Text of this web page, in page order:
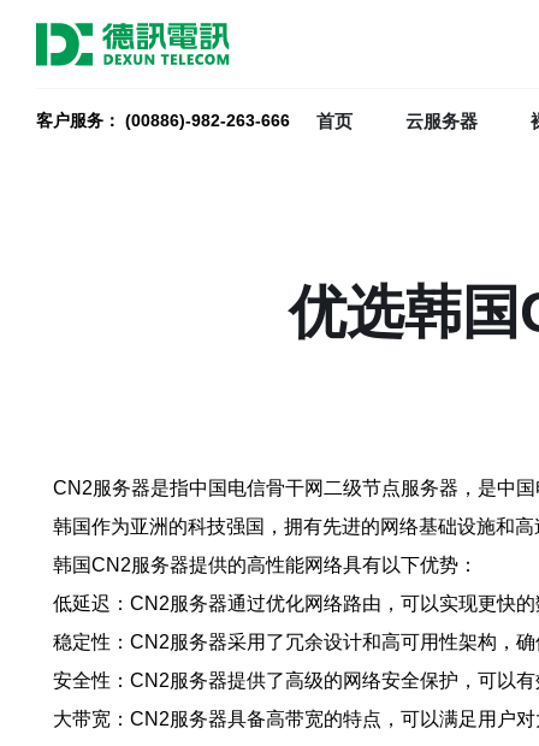
客户服务： (00886)-982-263-666 首页 云服务器
优选韩国
CN2服务器是指中国电信骨干网二级节点服务器，是中
韩国作为亚洲的科技强国，拥有先进的网络基础设施和
韩国CN2服务器提供的高性能网络具有以下优势：
低延迟：CN2服务器通过优化网络路由，可以实现更快
稳定性：CN2服务器采用了冗余设计和高可用性架构，
安全性：CN2服务器提供了高级的网络安全保护，可以
大带宽：CN2服务器具备高带宽的特点，可以满足用户